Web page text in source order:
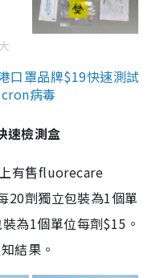
口罩品牌$19快速測試
病毒
檢測盒
有售fluorecare
20劑獨立包裝為1個單
為1個單位每劑$15。
結果。